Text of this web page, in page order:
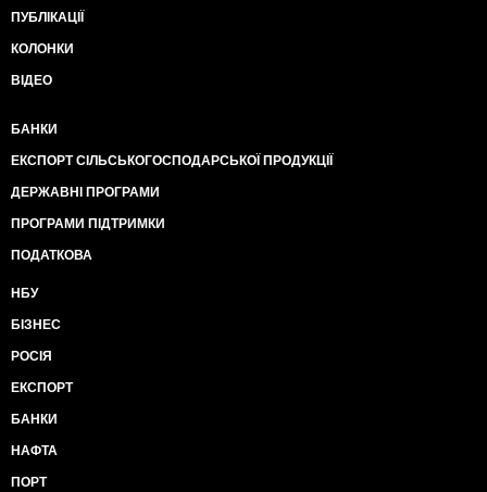
ПУБЛІКАЦІЇ
КОЛОНКИ
ВІДЕО
БАНКИ
ЕКСПОРТ СІЛЬСЬКОГОСПОДАРСЬКОЇ ПРОДУКЦІЇ
ДЕРЖАВНІ ПРОГРАМИ
ПРОГРАМИ ПІДТРИМКИ
ПОДАТКОВА
НБУ
БІЗНЕС
РОСІЯ
ЕКСПОРТ
БАНКИ
НАФТА
ПОРТ